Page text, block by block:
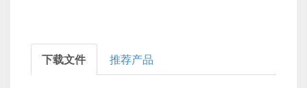
下载文件 推荐产品